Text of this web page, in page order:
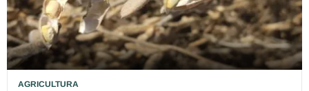
AGRICULTURA